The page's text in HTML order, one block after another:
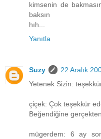
kimsenin de
baksın
hıh...
Yanıtla
Suzy
22 Aralık
Yetenek Sizin:
çiçek: Çok teşekkür
Beğendiğine
mügerdem: 6 ay